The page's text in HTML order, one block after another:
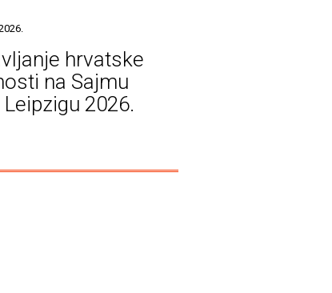
hrvatske
na Sajmu
2026.